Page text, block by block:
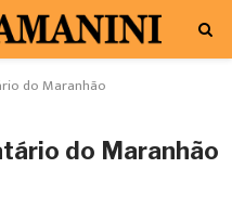
do Maranhão
do Maranhão